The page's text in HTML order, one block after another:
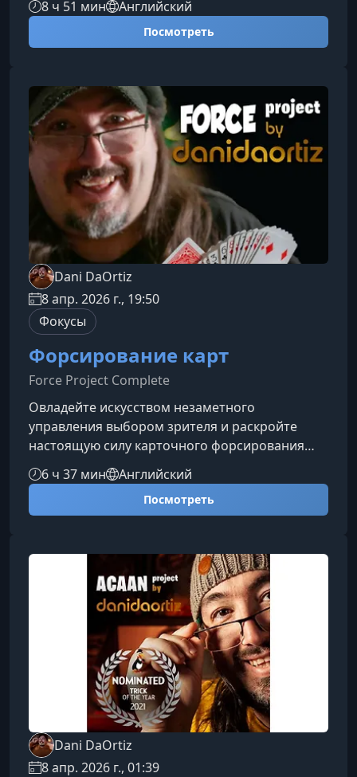
раскрывает, как создать эффект неподдельной
случайности и при этом управлять каждым
моментом выступления, делая магию
совершенно непредсказуемой для
зрителя.Особенности подхода Дани
ДаОртисаДани ДаОртис — один из самых
влиятельных представителей современной
8 ч 51 мин Английский
Посмотреть
Dani DaOrtiz
8 апр. 2026 г., 19:50
Фокусы
Форсирование карт
Force Project Complete
Овладейте искусством незаметного
управления выбором зрителя и раскройте
настоящую силу карточного форсирования
под руководством легендарного Dani DaOrtiz.
Этот курс демонстрирует уникальные техники,
которые делают его стиль неповторимым, а
механизмы человеческого восприятия и
способы влиять на решения зрителей,
сохраняя иллюзию полной свободы.
Результатом стала
6 ч 37 мин Английский
Посмотреть
Dani DaOrtiz
8 апр. 2026 г., 01:39